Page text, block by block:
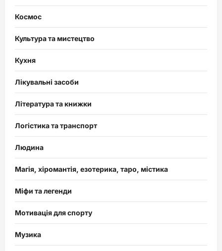
Космос
Культура та мистецтво
Кухня
Лікувальні засоби
Література та книжки
Логістика та транспорт
Людина
Магія, хіромантія, езотерика, таро, містика
Міфи та легенди
Мотивація для спорту
Музика